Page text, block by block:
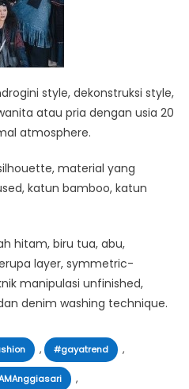
style, dekonstruksi style,
atau pria dengan usia 20
atmosphere.
material yang
katun bamboo, katun
hitam, biru tua, abu,
layer, symmetric-
manipulasi unfinished,
denim washing technique.
, #gayatrend ,
,